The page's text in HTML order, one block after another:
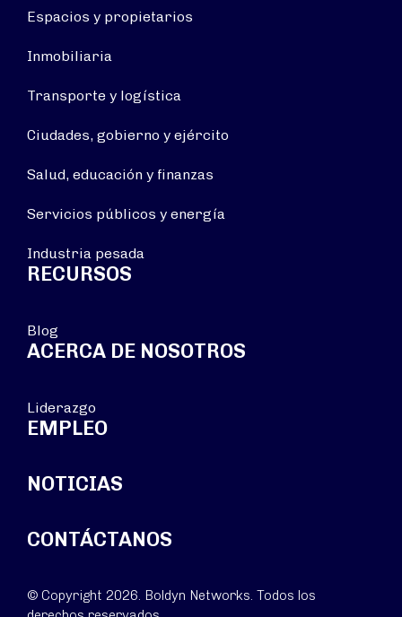
Espacios y propietarios
Inmobiliaria
Transporte y logística
Ciudades, gobierno y ejército
Salud, educación y finanzas
Servicios públicos y energía
Industria pesada
RECURSOS
Blog
ACERCA DE NOSOTROS
Liderazgo
EMPLEO
NOTICIAS
CONTÁCTANOS
© Copyright 2026. Boldyn Networks. Todos los